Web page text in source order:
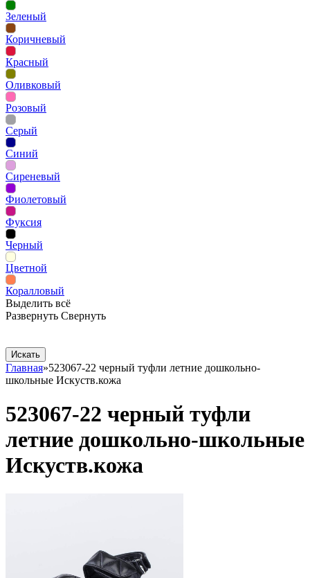
Зеленый
Коричневый
Красный
Оливковый
Розовый
Серый
Синий
Сиреневый
Фиолетовый
Фуксия
Черный
Цветной
Коралловый
Выделить всё
Развернуть Свернуть
Главная»523067-22 черный туфли летние дошкольно-
школьные Искуств.кожа
523067-22 черный туфли
летние дошкольно-школьные
Искуств.кожа